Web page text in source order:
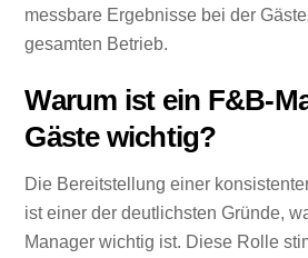
messbare Ergebnisse bei der
gesamten Betrieb.
Warum ist ein F&B-
Gäste wichtig?
Die Bereitstellung einer
ist einer der deutlichsten Gründe,
Manager wichtig ist. Diese Rolle